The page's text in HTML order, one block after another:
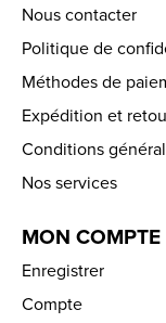
Nous contacter
Politique de
Méthodes de
Expédition et
Conditions
Nos services
MON COMPTE
Enregistrer
Compte